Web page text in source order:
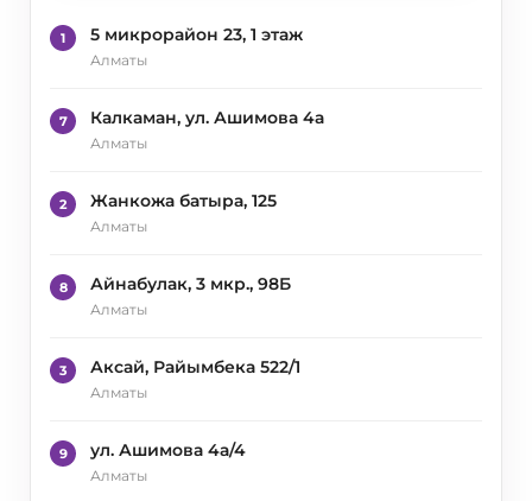
1 5 микрорайон 23, 1 этаж
Алматы
7 Калкаман, ул. Ашимова 4а
Алматы
2 Жанкожа батыра, 125
Алматы
8 Айнабулак, 3 мкр., 98Б
Алматы
3 Аксай, Райымбека 522/1
Алматы
9 ул. Ашимова 4а/4
Алматы